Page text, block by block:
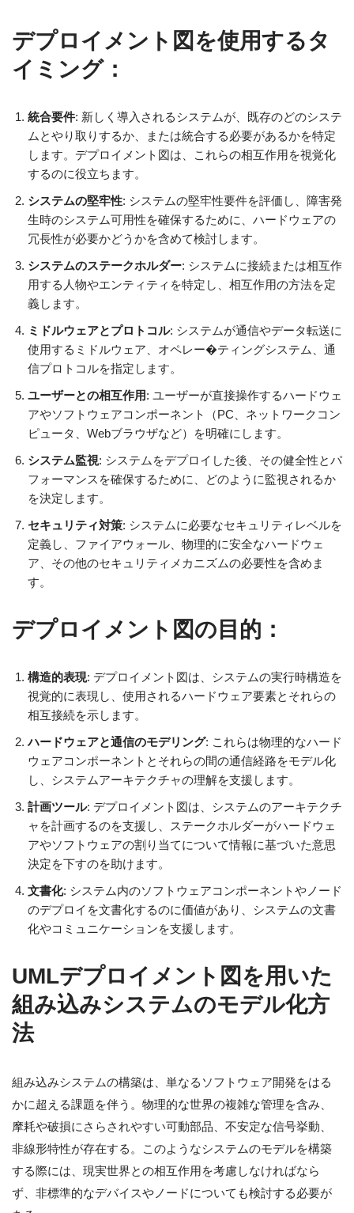
デプロイメント図を使用するタ
イミング：
統合要件: 新しく導入されるシステムが、既存のどのシステ
ムとやり取りするか、または統合する必要があるかを特定
します。デプロイメント図は、これらの相互作用を視覚化
するのに役立ちます。
システムの堅牢性: システムの堅牢性要件を評価し、障害発
生時のシステム可用性を確保するために、ハードウェアの
冗長性が必要かどうかを含めて検討します。
システムのステークホルダー: システムに接続または相互作
用する人物やエンティティを特定し、相互作用の方法を定
義します。
ミドルウェアとプロトコル: システムが通信やデータ転送に
使用するミドルウェア、オペレー�ティングシステム、通
信プロトコルを指定します。
ユーザーとの相互作用: ユーザーが直接操作するハードウェ
アやソフトウェアコンポーネント（PC、ネットワークコン
ピュータ、Webブラウザなど）を明確にします。
システム監視: システムをデプロイした後、その健全性とパ
フォーマンスを確保するために、どのように監視されるか
を決定します。
セキュリティ対策: システムに必要なセキュリティレベルを
定義し、ファイアウォール、物理的に安全なハードウェ
ア、その他のセキュリティメカニズムの必要性を含めま
す。
デプロイメント図の目的：
構造的表現: デプロイメント図は、システムの実行時構造を
視覚的に表現し、使用されるハードウェア要素とそれらの
相互接続を示します。
ハードウェアと通信のモデリング: これらは物理的なハード
ウェアコンポーネントとそれらの間の通信経路をモデル化
し、システムアーキテクチャの理解を支援します。
計画ツール: デプロイメント図は、システムのアーキテクチ
ャを計画するのを支援し、ステークホルダーがハードウェ
アやソフトウェアの割り当てについて情報に基づいた意思
決定を下すのを助けます。
文書化: システム内のソフトウェアコンポーネントやノード
のデプロイを文書化するのに価値があり、システムの文書
化やコミュニケーションを支援します。
UMLデプロイメント図を用いた
組み込みシステムのモデル化方
法
組み込みシステムの構築は、単なるソフトウェア開発をはる
かに超える課題を伴う。物理的な世界の複雑な管理を含み、
摩耗や破損にさらされやすい可動部品、不安定な信号挙動、
非線形特性が存在する。このようなシステムのモデルを構築
する際には、現実世界との相互作用を考慮しなければなら
ず、非標準的なデバイスやノードについても検討する必要が